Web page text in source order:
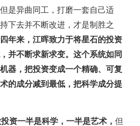
是异曲同工，打磨一套自己适
下去并不断改进，才是制胜之
年来，江晖致力于将星石的投资
并不断求新求变。这个系统如同
器，把投资变成一个精确、可复
的成分减到最低，把科学成分提
资一半是科学，一半是艺术，但